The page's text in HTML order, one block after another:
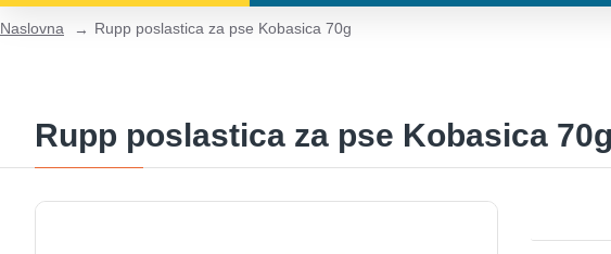
Naslovna Rupp poslastica za pse Kobasica 70g
Rupp poslastica za pse Kobasica 70g